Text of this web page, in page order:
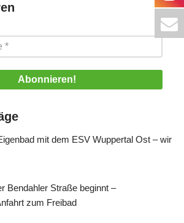
mit dem ESV Wuppertal Ost – wir
Bendahler Straße beginnt –
zum Freibad